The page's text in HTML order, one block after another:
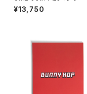
¥13,750